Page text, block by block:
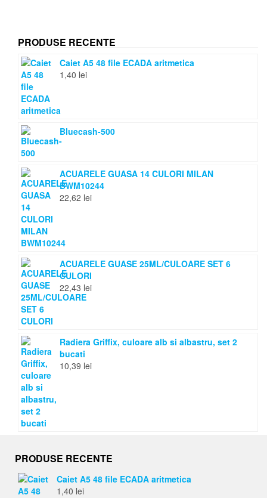
PRODUSE RECENTE
Caiet A5 48 file ECADA aritmetica
1,40 lei
Bluecash-500
ACUARELE GUASA 14 CULORI MILAN
BWM10244
22,62 lei
ACUARELE GUASE 25ML/CULOARE SET 6
CULORI
22,43 lei
Radiera Griffix, culoare alb si albastru, set 2
bucati
10,39 lei
PRODUSE RECENTE
Caiet A5 48 file ECADA aritmetica
1,40 lei